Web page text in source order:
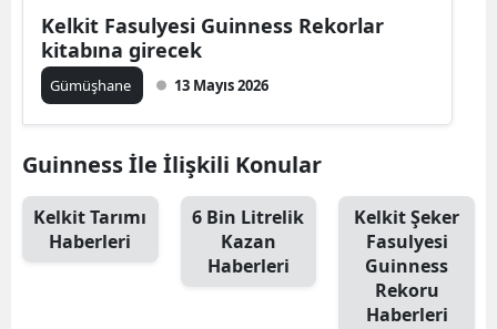
Konya
Kütahya
Malatya
Kelkit Fasulyesi Guinness Rekorlar
kitabına girecek
Gümüşhane 13 Mayıs 2026
Guinness İle İlişkili Konular
Kelkit Tarımı
Haberleri
6 Bin Litrelik
Kazan
Haberleri
Kelkit Şeker
Fasulyesi
Guinness
Rekoru
Haberleri